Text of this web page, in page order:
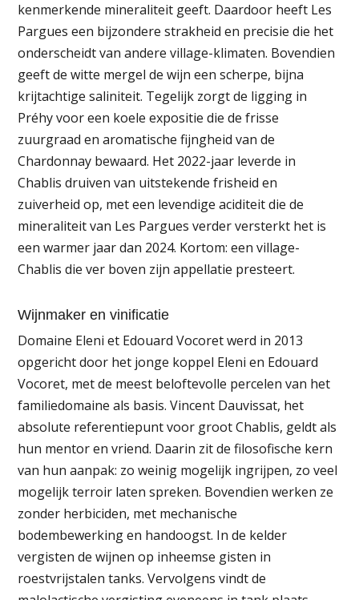
kenmerkende mineraliteit geeft. Daardoor heeft Les
Pargues een bijzondere strakheid en precisie die het
onderscheidt van andere village-klimaten. Bovendien
geeft de witte mergel de wijn een scherpe, bijna
krijtachtige saliniteit. Tegelijk zorgt de ligging in
Préhy voor een koele expositie die de frisse
zuurgraad en aromatische fijngheid van de
Chardonnay bewaard. Het 2022-jaar leverde in
Chablis druiven van uitstekende frisheid en
zuiverheid op, met een levendige aciditeit die de
mineraliteit van Les Pargues verder versterkt het is
een warmer jaar dan 2024. Kortom: een village-
Chablis die ver boven zijn appellatie presteert.
Wijnmaker en vinificatie
Domaine Eleni et Edouard Vocoret werd in 2013
opgericht door het jonge koppel Eleni en Edouard
Vocoret, met de meest beloftevolle percelen van het
familiedomaine als basis. Vincent Dauvissat, het
absolute referentiepunt voor groot Chablis, geldt als
hun mentor en vriend. Daarin zit de filosofische kern
van hun aanpak: zo weinig mogelijk ingrijpen, zo veel
mogelijk terroir laten spreken. Bovendien werken ze
zonder herbiciden, met mechanische
bodembewerking en handoogst. In de kelder
vergisten de wijnen op inheemse gisten in
roestvrijstalen tanks. Vervolgens vindt de